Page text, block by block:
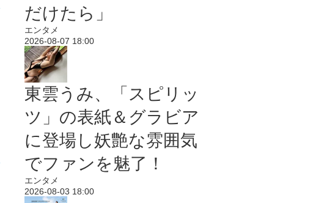
だけたら」
エンタメ
2026-08-07 18:00
東雲うみ、「スピリッ
ツ」の表紙＆グラビア
に登場し妖艶な雰囲気
でファンを魅了！
エンタメ
2026-08-03 18:00